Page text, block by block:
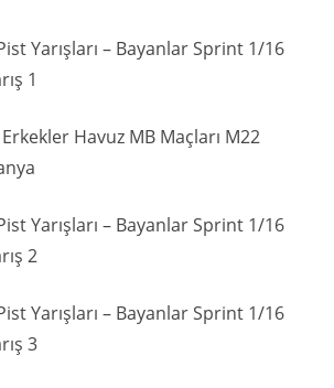
Yarışları – Bayanlar Sprint 1/16
1
Havuz MB Maçları M22
Yarışları – Bayanlar Sprint 1/16
2
Yarışları – Bayanlar Sprint 1/16
3